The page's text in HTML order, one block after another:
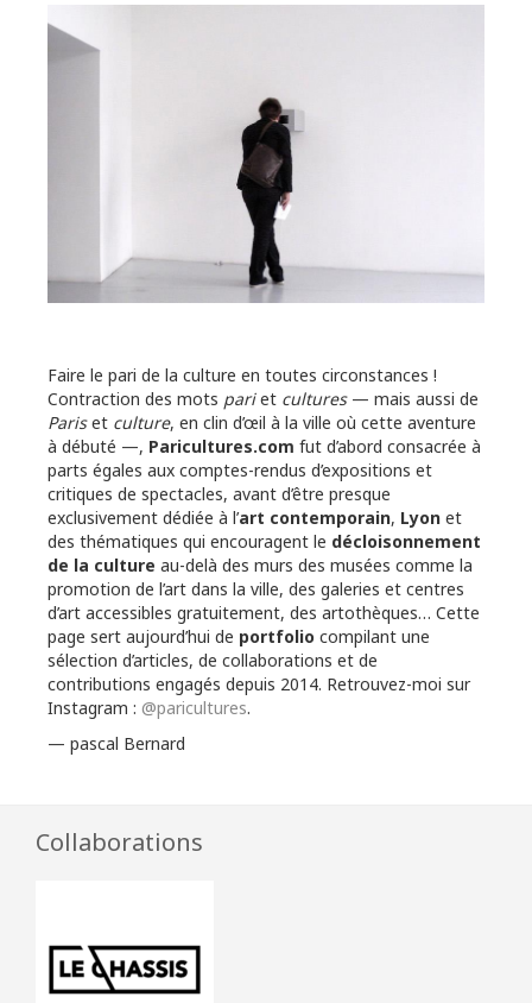
Faire le pari de la culture en toutes circonstances !
Contraction des mots pariet cultures— mais aussi de
Pariset culture, en clin d’œil à la ville où cette aventure
à débuté —, Paricultures.com fut d’abord consacrée à
parts égales aux comptes-rendus d’expositions et
critiques de spectacles, avant d’être presque
exclusivement dédiée à l’art contemporain, Lyon et
des thématiques qui encouragent le décloisonnement
de la culture au-delà des murs des musées comme la
promotion de l’art dans la ville, des galeries et centres
d’art accessibles gratuitement, des artothèques… Cette
page sert aujourd’hui de portfolio compilant une
sélection d’articles, de collaborations et de
contributions engagés depuis 2014. Retrouvez-moi sur
Instagram : @paricultures.
— pascal Bernard
Collaborations